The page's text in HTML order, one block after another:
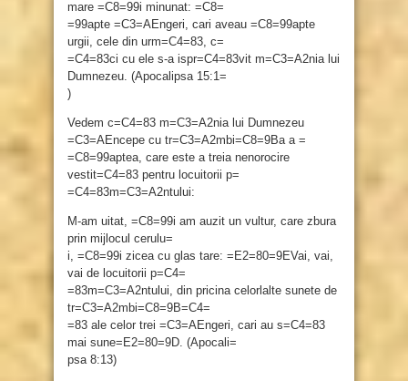
mare =C8=99i minunat: =C8=
=99apte =C3=AEngeri, cari aveau =C8=99apte
urgii, cele din urm=C4=83, c=
=C4=83ci cu ele s-a ispr=C4=83vit m=C3=A2nia lui
Dumnezeu. (Apocalipsa 15:1=
)
Vedem c=C4=83 m=C3=A2nia lui Dumnezeu
=C3=AEncepe cu tr=C3=A2mbi=C8=9Ba a =
=C8=99aptea, care este a treia nenorocire
vestit=C4=83 pentru locuitorii p=
=C4=83m=C3=A2ntului:
M-am uitat, =C8=99i am auzit un vultur, care zbura
prin mijlocul cerulu=
i, =C8=99i zicea cu glas tare: =E2=80=9EVai, vai,
vai de locuitorii p=C4=
=83m=C3=A2ntului, din pricina celorlalte sunete de
tr=C3=A2mbi=C8=9B=C4=
=83 ale celor trei =C3=AEngeri, cari au s=C4=83
mai sune=E2=80=9D. (Apocali=
psa 8:13)